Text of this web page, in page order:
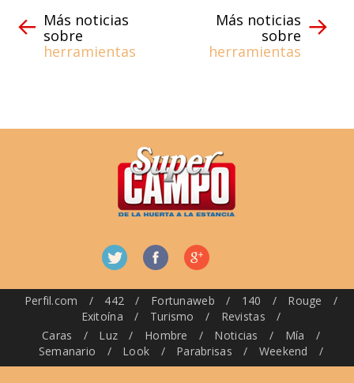
Más noticias
sobre
herramientas
Más noticias
sobre
herramientas
Perfil.com / 442 / Fortunaweb / 140 / Rouge
/
Exitoína
/ Turismo / Revistas
/
Caras
/ Luz / Hombre / Noticias / Mía
/
Semanario
/ Look / Parabrisas / Weekend /